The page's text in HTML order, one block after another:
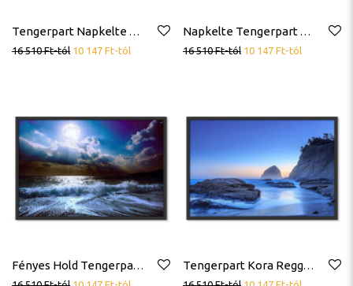
Tengerpart Napkelte Poszter
16 510Ft-tól 10 147 Ft-tól
Napkelte Tengerpart Sziklák Poszter
16 510Ft-tól 10 147 Ft-tól
Fényes Hold Tengerpart Hullámok Poszter
Tengerpart Kora Reggel Napkelte Sziklák Poszter